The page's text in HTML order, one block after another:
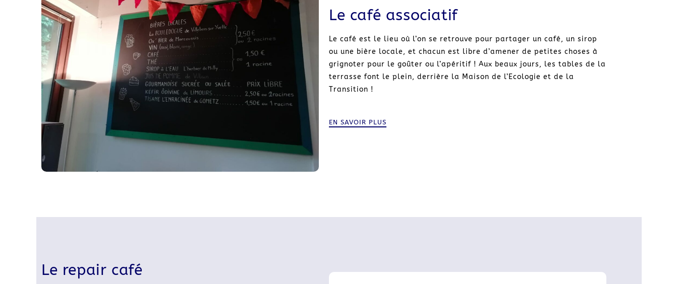
Le café associatif
Le café est le lieu où l’on se retrouve pour partager un café, un sirop
ou une bière locale, et chacun est libre d’amener de petites choses à
grignoter pour le goûter ou l’apéritif ! Aux beaux jours, les tables de la
terrasse font le plein, derrière la Maison de l’Ecologie et de la
Transition !
EN SAVOIR PLUS
Le repair café